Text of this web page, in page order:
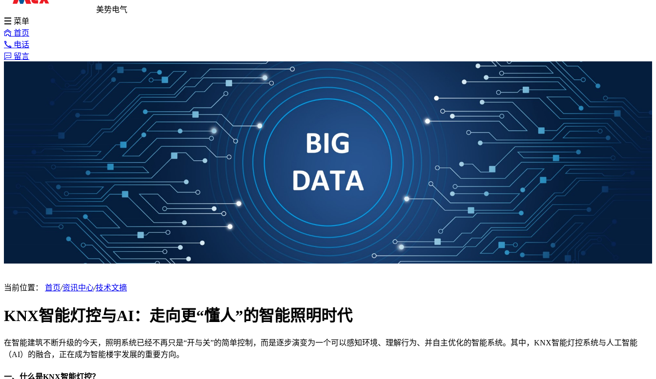
美势电气
菜单
首页
电话
留言
当前位置： 首页/资讯中心/技术文摘
KNX智能灯控与AI：走向更“懂人”的智能照明时代
在智能建筑不断升级的今天，照明系统已经不再只是“开与关”的简单控制，而是逐步演变为一个可以感知环境、理解行为、并自主优化的智能系统。其中， KNX智能灯控系统与人工智能
（AI）的融合，正在成为智能楼宇发展的重要方向。
一、什么是KNX智能灯控？